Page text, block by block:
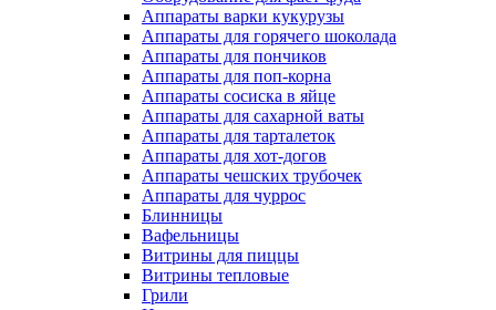
Аппараты варки кукурузы
Аппараты для горячего шоколада
Аппараты для пончиков
Аппараты для поп-корна
Аппараты сосиска в яйце
Аппараты для сахарной ваты
Аппараты для тарталеток
Аппараты для хот-догов
Аппараты чешских трубочек
Аппараты для чуррос
Блинницы
Вафельницы
Витрины для пиццы
Витрины тепловые
Грили